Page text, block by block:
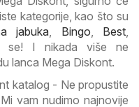
kategorije, kao što su
jabuka Bingo Best
se! I nikada više ne
lanca Mega Diskont.
katalog - Ne propustite
vam nudimo najnovije